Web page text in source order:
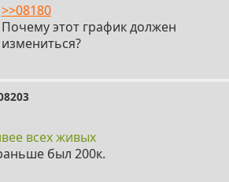
>>08180
Почему этот график должен
измениться?
всех живых
был 200к.